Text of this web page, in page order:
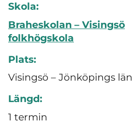
Skola:
Braheskolan – Visingsö
folkhögskola
Plats:
Visingsö – Jönköpings län
Längd:
1 termin